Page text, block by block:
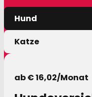
Hund
Katze
ab € 16,02/Monat